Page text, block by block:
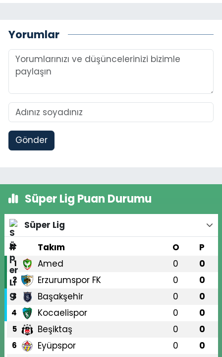
Yorumlar
Gönder
Süper Lig Puan Durumu
Süper Lig
#
Takım O P
1 Amed 0 0
2 Erzurumspor FK 0 0
3 Başakşehir 0 0
4 Kocaelispor 0 0
5 Beşiktaş 0 0
6 Eyüpspor 0 0